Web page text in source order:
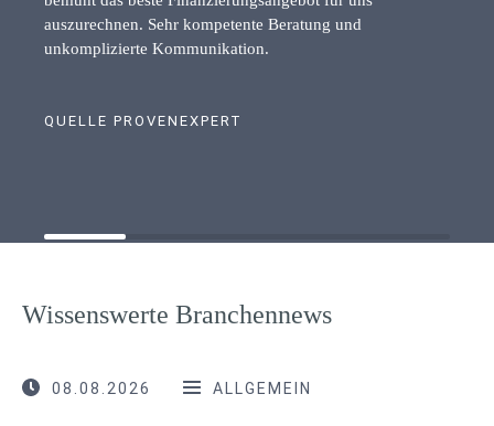
auszurechnen. Sehr kompetente Beratung und
unkomplizierte Kommunikation.
QUELLE PROVENEXPERT
Wissenswerte Branchennews
08.08.2026 ALLGEMEIN